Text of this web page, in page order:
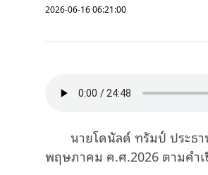
2026-06-16 06:21:00
นายโดนัลด์ ทรัมป์ ประธา
พฤษภาคม ค.ศ.2026 ตามคำ